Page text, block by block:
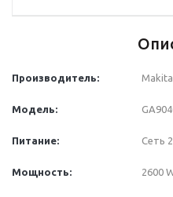
Производитель: Makita
Модель:
Питание: Сеть
Мощность: 2600